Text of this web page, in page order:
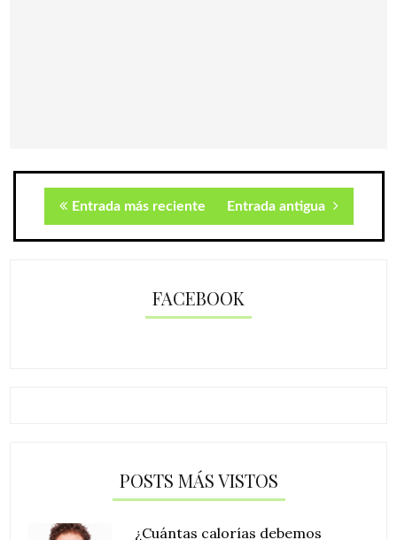
Entrada más reciente Entrada antigua
FACEBOOK
POSTS MÁS VISTOS
¿Cuántas calorías debemos